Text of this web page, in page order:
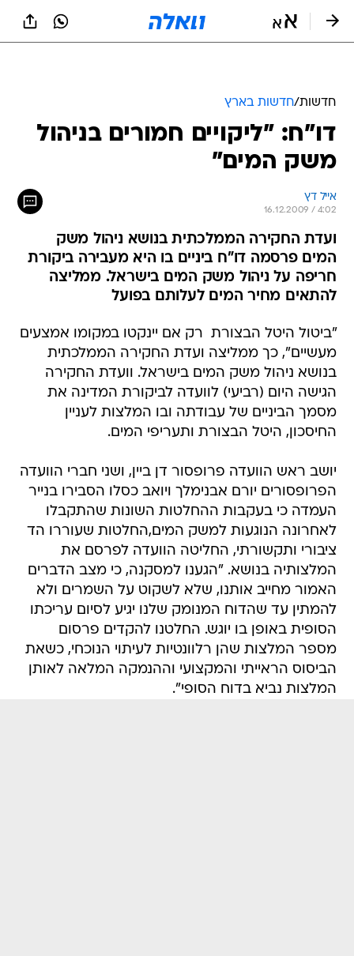
חדשות/חדשות בארץ
דו"ח: "ליקויים חמורים בניהול
משק המים"
אייל דץ
16.12.2009 / 4:02
ועדת החקירה הממלכתית בנושא ניהול משק
המים פרסמה דו"ח ביניים בו היא מעבירה ביקורת
חריפה על ניהול משק המים בישראל. ממליצה
להתאים מחיר המים לעלותם בפועל
"ביטול היטל הבצורת  רק אם יינקטו במקומו אמצעים
מעשיים", כך ממליצה ועדת החקירה הממלכתית
בנושא ניהול משק המים בישראל. וועדת החקירה
הגישה היום (רביעי) לוועדה לביקורת המדינה את
מסמך הביניים של עבודתה ובו המלצות לעניין
החיסכון, היטל הבצורת ותעריפי המים.
יושב ראש הוועדה פרופסור דן ביין, ושני חברי הוועדה
הפרופסורים יורם אבנימלך ויואב כסלו הסבירו בנייר
העמדה כי בעקבות ההחלטות השונות שהתקבלו
לאחרונה הנוגעות למשק המים,החלטות שעוררו הד
ציבורי ותקשורתי, החליטה הוועדה לפרסם את
המלצותיה בנושא. "הגענו למסקנה, כי מצב הדברים
האמור מחייב אותנו, שלא לשקוט על השמרים ולא
להמתין עד שהדוח המנומק שלנו יגיע לסיום עריכתו
הסופית באופן בו יוגש. החלטנו להקדים פרסום
מספר המלצות שהן רלוונטיות לעיתוי הנוכחי, כשאת
הביסוס הראייתי והמקצועי וההנמקה המלאה לאותן
המלצות נביא בדוח הסופי".